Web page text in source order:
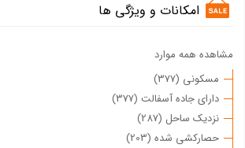
امکانات و ویژگی ها
مشاهده همه موارد
مسکونی (377)
دارای جاده آسفالت (377)
نزدیک ساحل (287)
حصارکشی شده (203)